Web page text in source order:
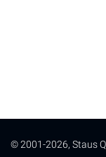
© 2001-2026, Staus